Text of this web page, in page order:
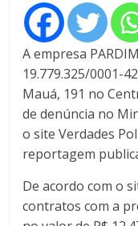
A empresa
19.779.325/0001-
Mauá, 191 no
de denúncia no
o site Verdades
reportagem
De acordo com o
contratos com a